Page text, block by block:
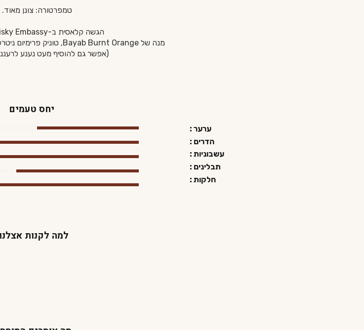
טמפרטורה: צונן מאוד.
הגשה קלאסית ב-The Whisky Embassy:
מנה של Bayab Burnt Orange, טוניק פרימיום ניטרלי, הרבה קרח, ופלח תפוז טרי
(אפשר גם להוסיף מעט נענע
יחס טעמים
ערער :
הדרים :
עשבוניות :
תבלינים :
חלקות :
למה לקנות